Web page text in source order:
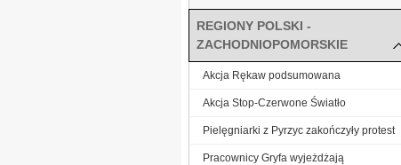
REGIONY POLSKI -
ZACHODNIOPOMORSKIE
Akcja Rękaw podsumowana
Akcja Stop-Czerwone Światło
Pielęgniarki z Pyrzyc zakończyły protest
Pracownicy Gryfa wyjeżdżają